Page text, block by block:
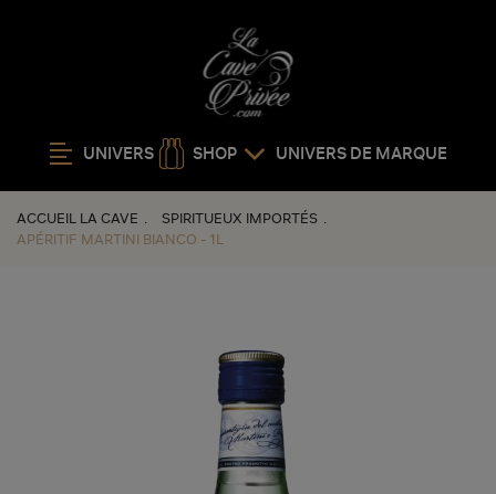
UNIVERS SHOP UNIVERS DE MARQUE
ACCUEIL LA CAVE
SPIRITUEUX IMPORTÉS
APÉRITIF MARTINI BIANCO - 1L